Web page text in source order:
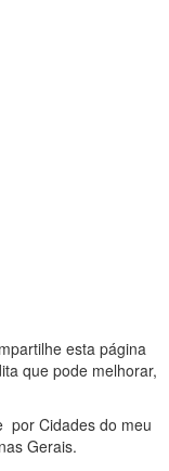
esta página
que pode melhorar,
por Cidades do meu
Gerais.